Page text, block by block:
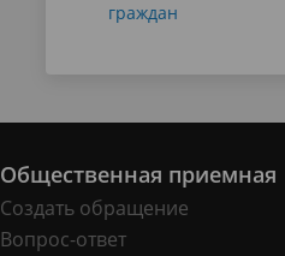
граждан
Общественная приемная
Создать обращение
Вопрос-ответ